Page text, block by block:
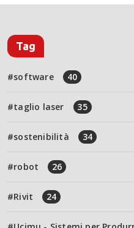
Tag
software 40
taglio laser 35
sostenibilità 34
robot 26
Rivit 24